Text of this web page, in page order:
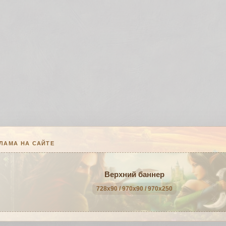
НА САЙТЕ
Верхний баннер
728x90 / 970x90 / 970x250